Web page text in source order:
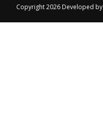
Copyright 2026 Developed by